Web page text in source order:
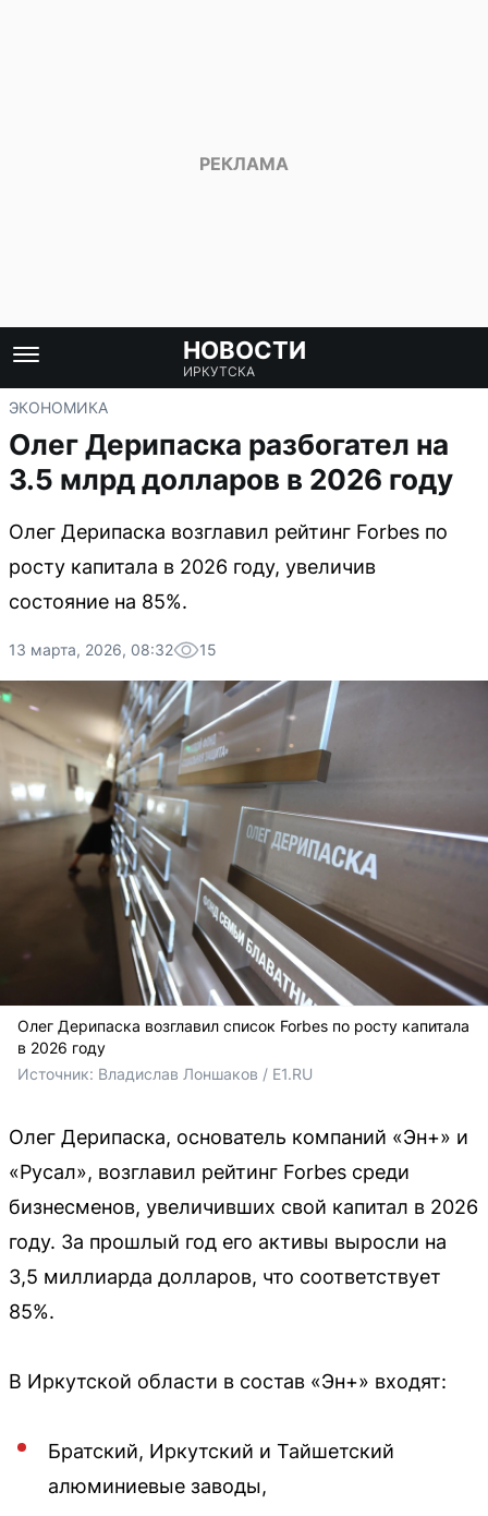
НОВОСТИ
ИРКУТСКА
ЭКОНОМИКА
Олег Дерипаска разбогател на
3.5 млрд долларов в 2026 году
Олег Дерипаска возглавил рейтинг Forbes по
росту капитала в 2026 году, увеличив
состояние на 85%.
13 марта, 2026, 08:32 15
Олег Дерипаска возглавил список Forbes по росту капитала
в 2026 году
Источник: Владислав Лоншаков / E1.RU
Олег Дерипаска, основатель компаний «Эн+» и
«Русал», возглавил рейтинг Forbes среди
бизнесменов, увеличивших свой капитал в 2026
году. За прошлый год его активы выросли на
3,5 миллиарда долларов, что соответствует
85%.
В Иркутской области в состав «Эн+» входят:
Братский, Иркутский и Тайшетский
алюминиевые заводы,